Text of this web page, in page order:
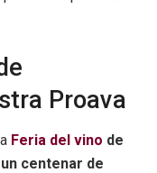
Proava
Feria del vino de
centenar de